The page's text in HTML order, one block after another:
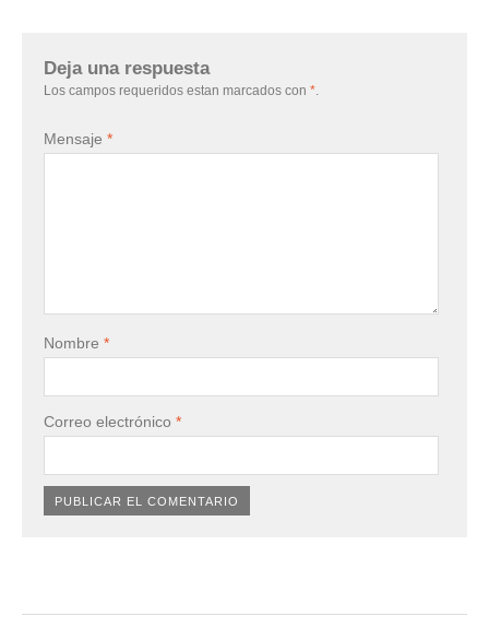
Deja una respuesta
Los campos requeridos estan marcados con *
Mensaje *
Nombre *
Correo electrónico *